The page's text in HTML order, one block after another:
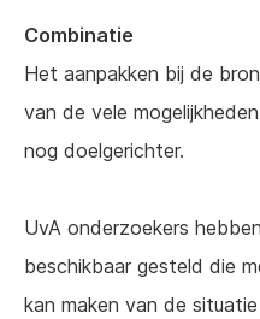
Combinatie
Het aanpakken bij de
van de vele
nog doelgerichter.
UvA onderzoekers
beschikbaar gesteld die
kan maken van de